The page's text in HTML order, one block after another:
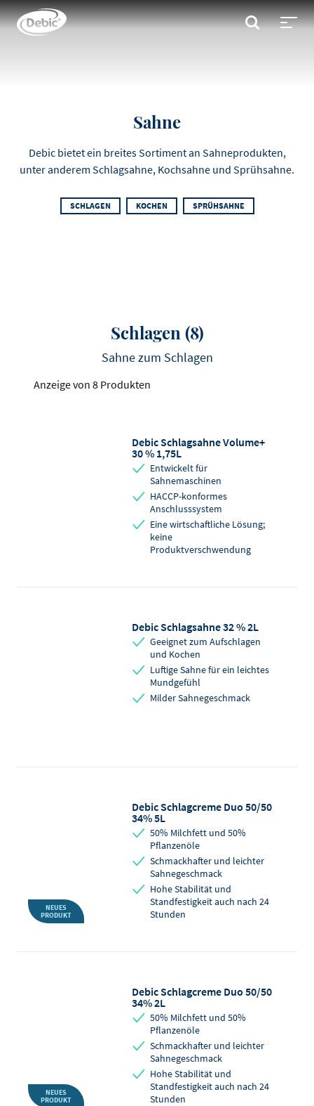
Skip
to
main
SUCHE
Sahne
Debic bietet ein breites Sortiment an Sahneprodukten,
unter anderem Schlagsahne, Kochsahne und Sprühsahne.
SCHLAGEN KOCHEN SPRÜHSAHNE
Schlagen (8)
Sahne zum Schlagen
Anzeige von 8 Produkten
Debic Schlagsahne Volume+
30 % 1,75L
Entwickelt für
Sahnemaschinen
HACCP-konformes
Anschlusssystem
Eine wirtschaftliche Lösung;
keine
Produktverschwendung
Debic Schlagsahne 32 % 2L
Geeignet zum Aufschlagen
und Kochen
Luftige Sahne für ein leichtes
Mundgefühl
Milder Sahnegeschmack
NEUES
PRODUKT
Debic Schlagcreme Duo 50/50
34% 5L
50% Milchfett und 50%
Pflanzenöle
Schmackhafter und leichter
Sahnegeschmack
Hohe Stabilität und
Standfestigkeit auch nach 24
Stunden
NEUES
PRODUKT
Debic Schlagcreme Duo 50/50
34% 2L
50% Milchfett und 50%
Pflanzenöle
Schmackhafter und leichter
Sahnegeschmack
Hohe Stabilität und
Standfestigkeit auch nach 24
Stunden